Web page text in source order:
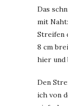
Das
mit
Streifen
8 cm
hier und
Den
ich von